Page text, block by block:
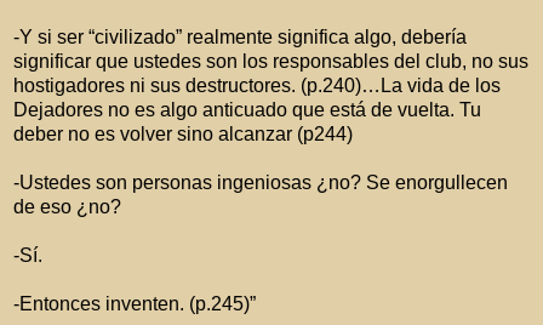
-Y si ser “civilizado” realmente significa algo, debería
significar que ustedes son los responsables del club, no sus
hostigadores ni sus destructores. (p.240)…La vida de los
Dejadores no es algo anticuado que está de vuelta. Tu
deber no es volver sino alcanzar (p244)
-Ustedes son personas ingeniosas ¿no? Se enorgullecen
de eso ¿no?
-Sí.
-Entonces inventen. (p.245)”